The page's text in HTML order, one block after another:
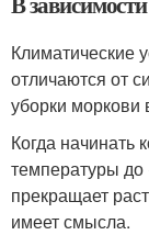
Климатические
отличаются от
уборки моркови
Когда начинать
температуры
прекращает
имеет смысла.